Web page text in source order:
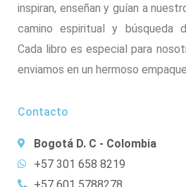
inspiran, enseñan y guían a
camino espiritual y búsqueda
Cada libro es especial para
enviamos en un hermoso
Contacto
Bogotá D. C - Colombia
+57 301 658 8219